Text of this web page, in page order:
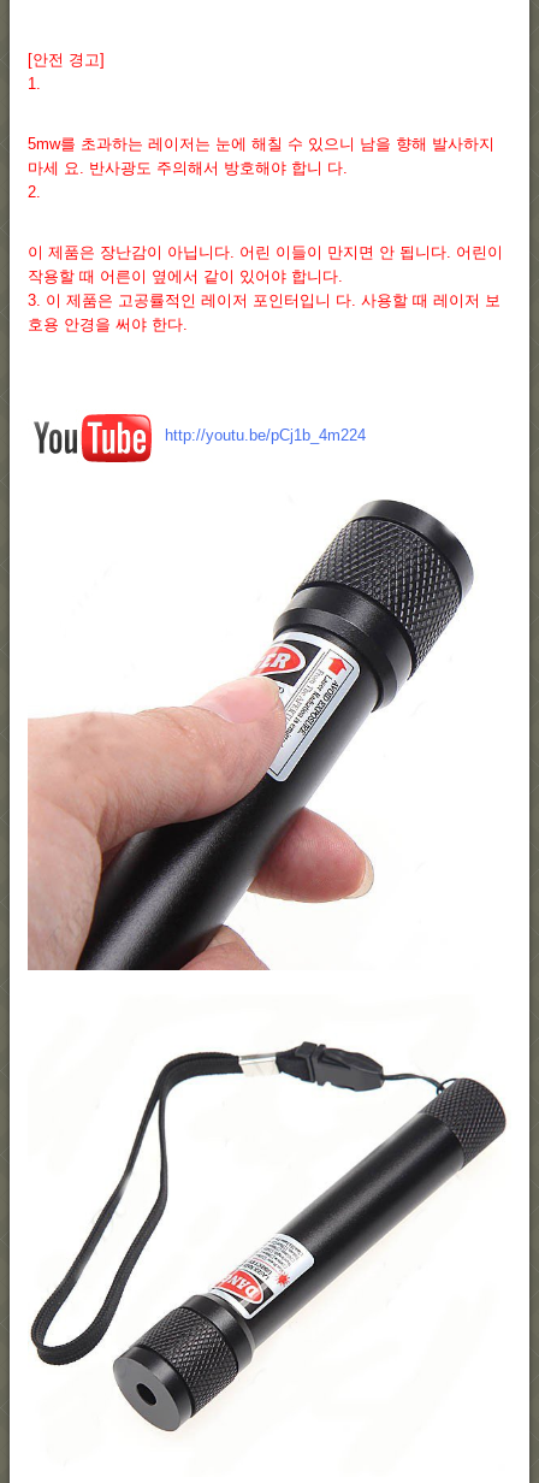
[안전 경고]
1.
5mw를 초과하는 레이저는 눈에 해칠 수 있으니 남을 향해 발사하지
마세 요. 반사광도 주의해서 방호해야 합니 다.
2.
이 제품은 장난감이 아닙니다. 어린 이들이 만지면 안 됩니다. 어린이
작용할 때 어른이 옆에서 같이 있어야 합니다.
3. 이 제품은 고공률적인 레이저 포인터입니 다. 사용할 때 레이저 보
호용 안경을 써야 한다.
http://youtu.be/pCj1b_4m224